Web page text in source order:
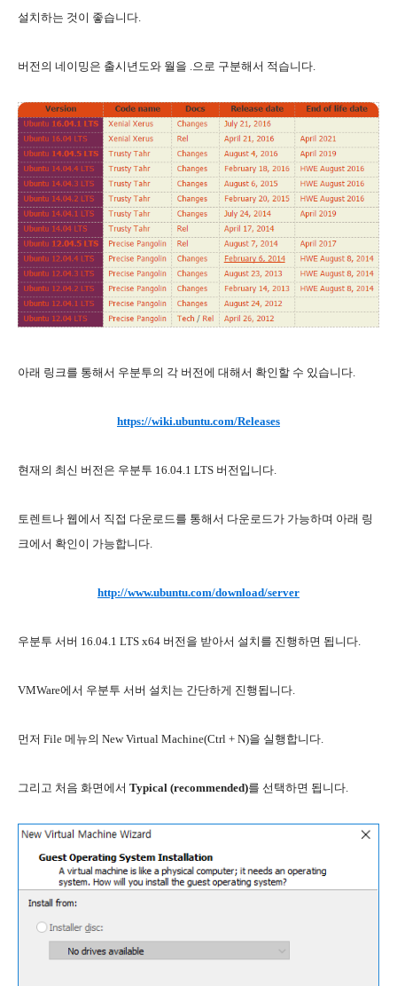
설치하는 것이 좋습니다.
버전의 네이밍은 출시년도와 월을 .으로 구분해서 적습니다.
아래 링크를 통해서 우분투의 각 버전에 대해서 확인할 수 있습니다.
https://wiki.ubuntu.com/Releases
현재의 최신 버전은 우분투 16.04.1 LTS 버전입니다.
토렌트나 웹에서 직접 다운로드를 통해서 다운로드가 가능하며 아래 링
크에서 확인이 가능합니다.
http://www.ubuntu.com/download/server
우분투 서버 16.04.1 LTS x64 버전을 받아서 설치를 진행하면 됩니다.
VMWare에서 우분투 서버 설치는 간단하게 진행됩니다.
먼저 File 메뉴의 New Virtual Machine(Ctrl + N)을 실행합니다.
그리고 처음 화면에서 Typical (recommended)를 선택하면 됩니다.